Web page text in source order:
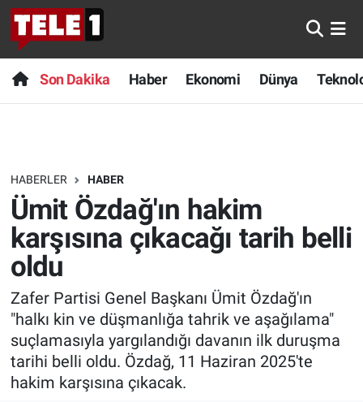
Son Dakika Haber Ekonomi Dünya
HABERLER HABER
Ümit Özdağ'ın hakim
karşısına çıkacağı tarih belli
oldu
Zafer Partisi Genel Başkanı Ümit Özdağ'ın
"halkı kin ve düşmanlığa tahrik ve aşağılama"
suçlamasıyla yargılandığı davanın ilk duruşma
tarihi belli oldu. Özdağ, 11 Haziran 2025'te
hakim karşısına çıkacak.
Anında Manşet
Başka Sohbetler
Bilim turu
Bilim ve Teknoloji Evreni
Doğa Konuşuyor
Dünya
Ege Saati
Ege'den Esintiler
Son Dakika
Haber
Dünya
Sağlık
Spor
Yayın Akışı
İletişim
Nöbetçi Eczaneler
Hava Durumu
Trafik Durumu
Süper Lig Puan Durumu ve Fikstür
Tüm Manşetler
Son Dakika Haberleri
Haber Arşivi